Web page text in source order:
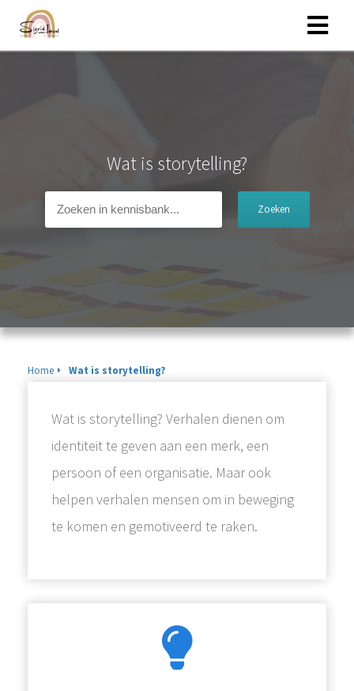
Wat is storytelling?
Zoeken
Home Wat is storytelling?
Wat is storytelling? Verhalen dienen om
identiteit te geven aan een merk, een
persoon of een organisatie. Maar ook
helpen verhalen mensen om in beweging
te komen en gemotiveerd te raken.